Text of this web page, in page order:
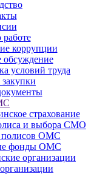
коррупции
обсуждение
условий труда
страхование
и выбора СМО
полисов ОМС
фонды ОМС
организации